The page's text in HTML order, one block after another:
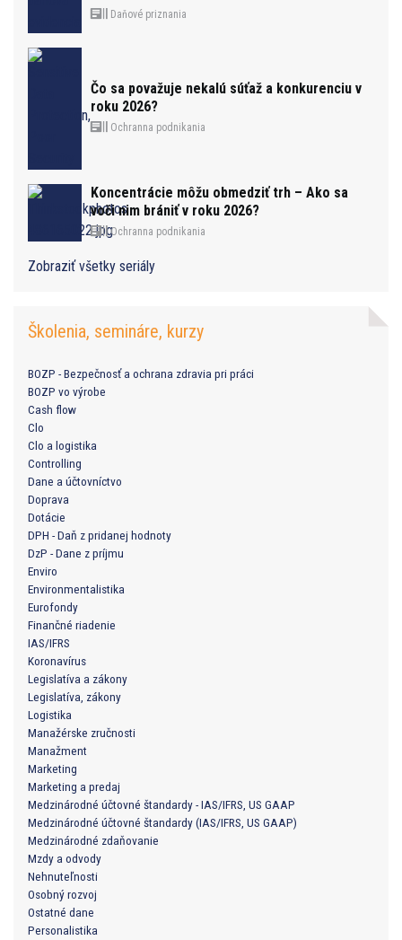
Daňové priznania
Čo sa považuje nekalú súťaž a konkurenciu v
roku 2026?
Ochranna podnikania
Koncentrácie môžu obmedziť trh – Ako sa
voči nim brániť v roku 2026?
Ochranna podnikania
Zobraziť všetky seriály
Školenia, semináre, kurzy
BOZP - Bezpečnosť a ochrana zdravia pri práci
BOZP vo výrobe
Cash flow
Clo
Clo a logistika
Controlling
Dane a účtovníctvo
Doprava
Dotácie
DPH - Daň z pridanej hodnoty
DzP - Dane z príjmu
Enviro
Environmentalistika
Eurofondy
Finančné riadenie
IAS/IFRS
Koronavírus
Legislatíva a zákony
Legislatíva, zákony
Logistika
Manažérske zručnosti
Manažment
Marketing
Marketing a predaj
Medzinárodné účtovné štandardy - IAS/IFRS, US GAAP
Medzinárodné účtovné štandardy (IAS/IFRS, US GAAP)
Medzinárodné zdaňovanie
Mzdy a odvody
Nehnuteľnosti
Osobný rozvoj
Ostatné dane
Personalistika